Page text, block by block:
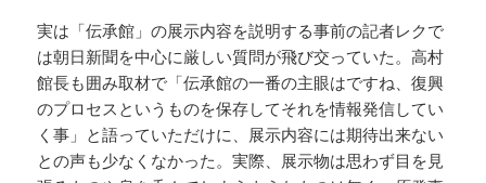
実は「伝承館」の展示内容を説明する事前の記者レクで
は朝日新聞を中心に厳しい質問が飛び交っていた。高村
館長も囲み取材で「伝承館の一番の主眼はですね、復興
のプロセスというものを保存してそれを情報発信してい
く事」と語っていただけに、展示内容には期待出来ない
との声も少なくなかった。実際、展示物は思わず目を見